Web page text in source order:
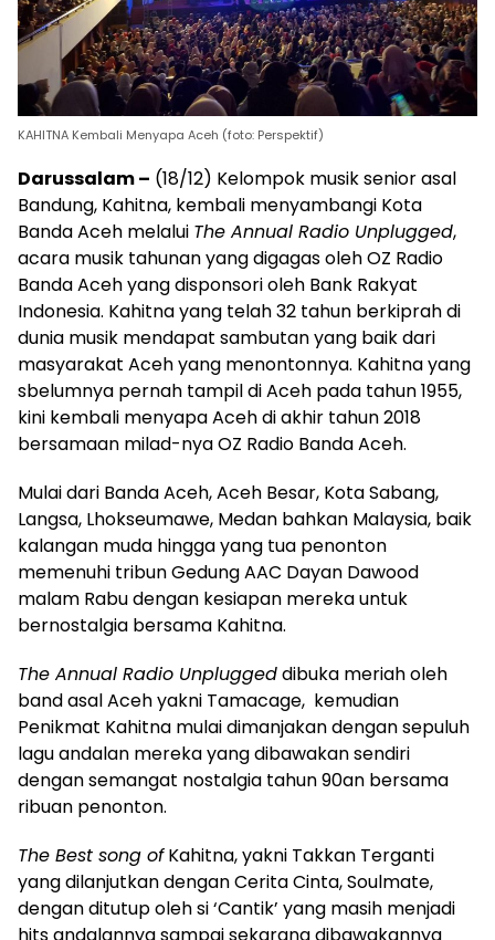
KAHITNA Kembali Menyapa Aceh (foto: Perspektif)
Darussalam – (18/12) Kelompok musik senior asal
Bandung, Kahitna, kembali menyambangi Kota
Banda Aceh melalui The Annual Radio Unplugged,
acara musik tahunan yang digagas oleh OZ Radio
Banda Aceh yang disponsori oleh Bank Rakyat
Indonesia. Kahitna yang telah 32 tahun berkiprah di
dunia musik mendapat sambutan yang baik dari
masyarakat Aceh yang menontonnya. Kahitna yang
sbelumnya pernah tampil di Aceh pada tahun 1955,
kini kembali menyapa Aceh di akhir tahun 2018
bersamaan milad-nya OZ Radio Banda Aceh.
Mulai dari Banda Aceh, Aceh Besar, Kota Sabang,
Langsa, Lhokseumawe, Medan bahkan Malaysia, baik
kalangan muda hingga yang tua penonton
memenuhi tribun Gedung AAC Dayan Dawood
malam Rabu dengan kesiapan mereka untuk
bernostalgia bersama Kahitna.
The Annual Radio Unpluggeddibuka meriah oleh
band asal Aceh yakni Tamacage, kemudian
Penikmat Kahitna mulai dimanjakan dengan sepuluh
lagu andalan mereka yang dibawakan sendiri
dengan semangat nostalgia tahun 90an bersama
ribuan penonton.
The Best song ofKahitna, yakni Takkan Terganti
yang dilanjutkan dengan Cerita Cinta, Soulmate,
dengan ditutup oleh si ‘Cantik’ yang masih menjadi